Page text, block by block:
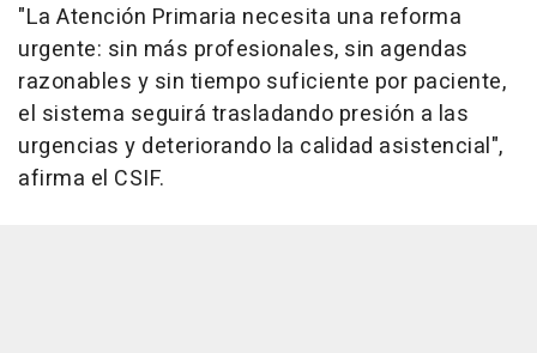
"La Atención Primaria necesita una reforma
urgente: sin más profesionales, sin agendas
razonables y sin tiempo suficiente por paciente,
el sistema seguirá trasladando presión a las
urgencias y deteriorando la calidad asistencial",
afirma el CSIF.